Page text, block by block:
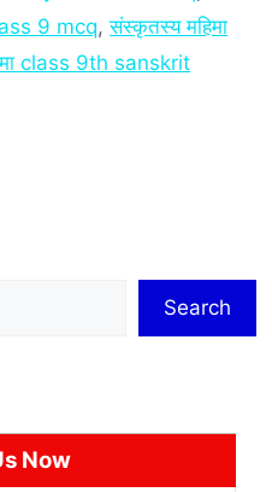
9 mcq,संस्कृतस्य महिमा
class 9th sanskrit
Search
Now